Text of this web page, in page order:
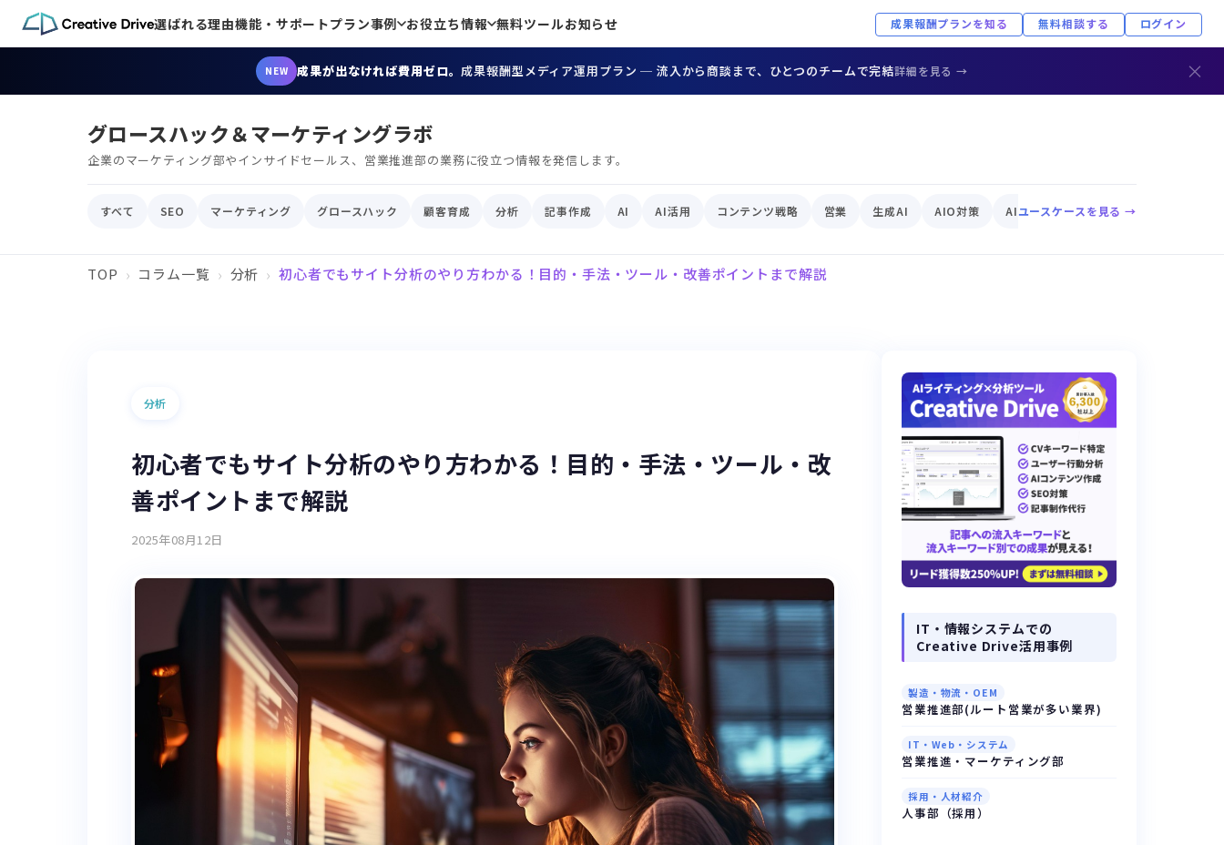
NEW 成果が出なければ費用ゼロ。成果報酬型メディア運用プラン ─ 流入から商談まで、ひとつのチームで完結詳細を見る → ×
選ばれる理由機能・サポートプラン事例 お役立ち情報 無料ツールお知らせ 成果報酬プランを知る 無料相談する ログイン
グロースハック＆マーケティングラボ
企業のマーケティング部やインサイドセールス、営業推進部の業務に役立つ情報を発信します。
すべて SEO マーケティング グロースハック 顧客育成 分析 記事作成 AI AI活用 コンテンツ戦略 営業 生成AI AIO対策 AIエージェント EC
ユースケースを見る →
TOP コラム一覧 分析 初心者でもサイト分析のやり方わかる！目的・手法・ツール・改善ポイントまで解説
分析
初心者でもサイト分析のやり方わかる！目的・手法・ツール・改
善ポイントまで解説
2025年08月12日
IT・情報システムでの
Creative Drive活用事例
製造・物流・OEM
営業推進部(ルート営業が多い業界)
IT・Web・システム
営業推進・マーケティング部
採用・人材紹介
人事部（採用）